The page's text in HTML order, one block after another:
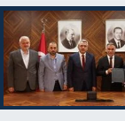
Kırklareli
Kırşehir
Kocaeli